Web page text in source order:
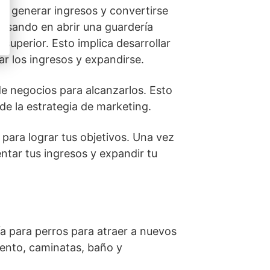
generar ingresos y convertirse
en abrir una guardería
Esto implica desarrollar
los ingresos y expandirse.
negocios para alcanzarlos. Esto
la estrategia de marketing.
lograr tus objetivos. Una vez
tus ingresos y expandir tu
para perros para atraer a nuevos
caminatas, baño y